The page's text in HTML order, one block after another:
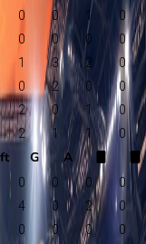
0 0 1
0
0 0 0
0
1 3 2
0
0 2 0
0
2 0 1
0
2 1 1 0
G A
0 0 0
0
4 0 2
0
0 0 0
0